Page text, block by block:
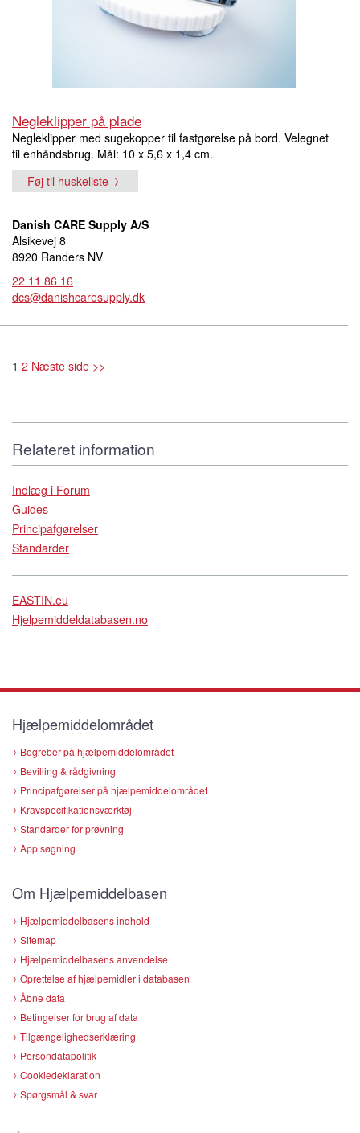
Negleklipper på plade
Negleklipper med sugekopper til fastgørelse på bord. Velegnet
til enhåndsbrug. Mål: 10 x 5,6 x 1,4 cm.
Føj til huskeliste
Danish CARE Supply A/S
Alsikevej 8
8920 Randers NV
22 11 86 16
dcs@danishcaresupply.dk
1 2 Næste side >>
Relateret information
Indlæg i Forum
Guides
Principafgørelser
Standarder
EASTIN.eu
Hjelpemiddeldatabasen.no
Hjælpemiddelområdet
Begreber på hjælpemiddelområdet
Bevilling & rådgivning
Principafgørelser på hjælpemiddelområdet
Kravspecifikationsværktøj
Standarder for prøvning
App søgning
Om Hjælpemiddelbasen
Hjælpemiddelbasens indhold
Sitemap
Hjælpemiddelbasens anvendelse
Oprettelse af hjælpemidler i databasen
Åbne data
Betingelser for brug af data
Tilgængelighedserklæring
Persondatapolitik
Cookiedeklaration
Spørgsmål & svar